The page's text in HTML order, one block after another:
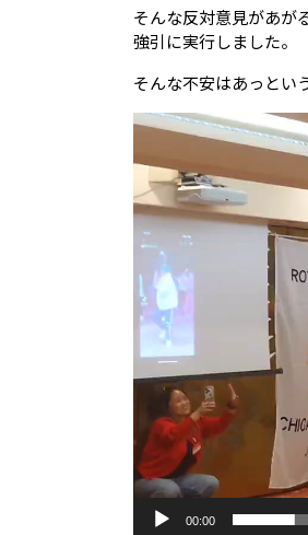
そんな反対意見があが
強引に実行しました。
そんな不安はあっとい
動
プ
レ
ー
ヤ
00:00